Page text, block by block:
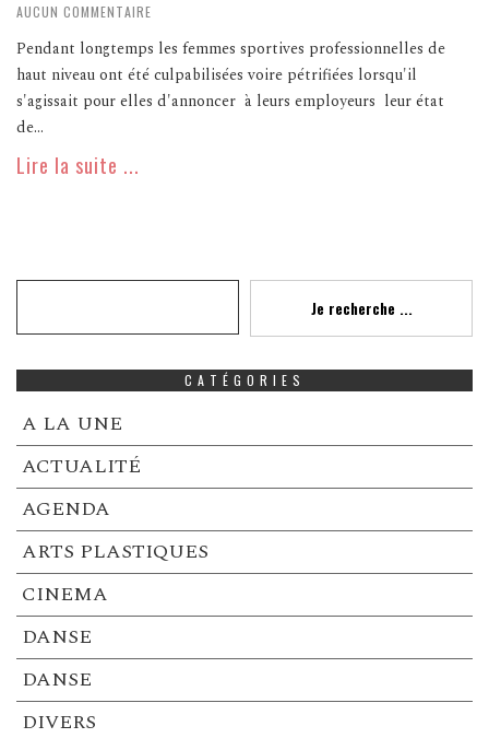
AUCUN COMMENTAIRE
Pendant longtemps les femmes sportives professionnelles de
haut niveau ont été culpabilisées voire pétrifiées lorsqu'il
s'agissait pour elles d'annoncer à leurs employeurs leur état
de...
Lire la suite ...
Je recherche ...
CATÉGORIES
A LA UNE
ACTUALITÉ
AGENDA
ARTS PLASTIQUES
CINEMA
DANSE
DANSE
DIVERS